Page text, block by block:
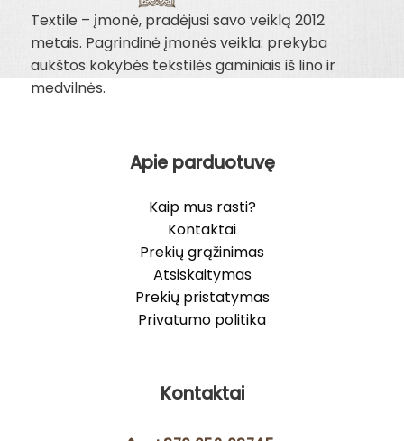
Textile – įmonė, pradėjusi savo veiklą 2012
metais. Pagrindinė įmonės veikla: prekyba
aukštos kokybės tekstilės gaminiais iš lino ir
medvilnės.
Apie parduotuvę
Kaip mus rasti?
Kontaktai
Prekių grąžinimas
Atsiskaitymas
Prekių pristatymas
Privatumo politika
Kontaktai